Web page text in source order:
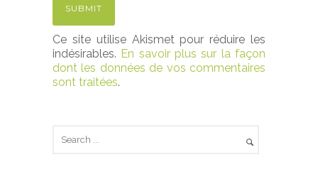
Ce site utilise Akismet pour réduire les
indésirables. En savoir plus sur la façon
dont les données de vos commentaires
sont traitées.